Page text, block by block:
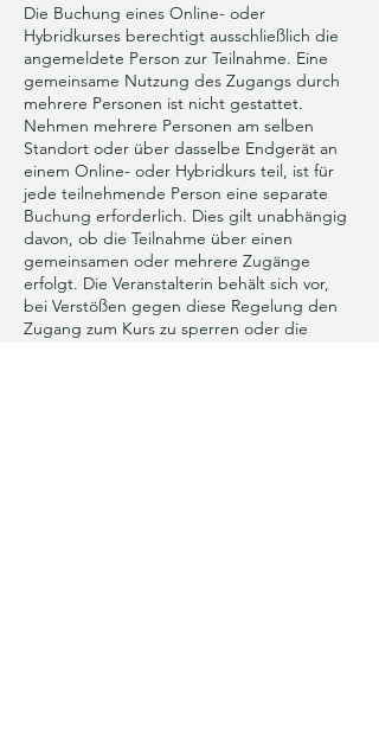
Die Buchung eines Online- oder
Hybridkurses berechtigt ausschließlich die
angemeldete Person zur Teilnahme. Eine
gemeinsame Nutzung des Zugangs durch
mehrere Personen ist nicht gestattet.
Nehmen mehrere Personen am selben
Standort oder über dasselbe Endgerät an
einem Online- oder Hybridkurs teil, ist für
jede teilnehmende Person eine separate
Buchung erforderlich. Dies gilt unabhängig
davon, ob die Teilnahme über einen
gemeinsamen oder mehrere Zugänge
erfolgt. Die Veranstalterin behält sich vor,
bei Verstößen gegen diese Regelung den
Zugang zum Kurs zu sperren oder die